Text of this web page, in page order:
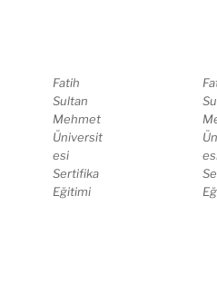
Fatih
Sultan
Mehmet
Üniversit
esi
Sertifika
Eğitimi